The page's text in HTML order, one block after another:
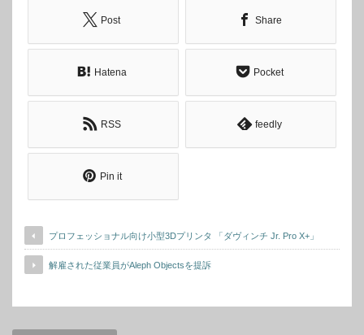
Post Share
Hatena Pocket
RSS feedly
Pin it
プロフェッショナル向け小型3Dプリンタ 「ダヴィンチ Jr. Pro X+」
解雇された従業員がAleph Objectsを提訴